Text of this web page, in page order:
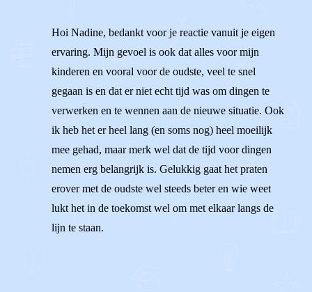
Hoi Nadine, bedankt voor je reactie vanuit je eigen
ervaring. Mijn gevoel is ook dat alles voor mijn
kinderen en vooral voor de oudste, veel te snel
gegaan is en dat er niet echt tijd was om dingen te
verwerken en te wennen aan de nieuwe situatie. Ook
ik heb het er heel lang (en soms nog) heel moeilijk
mee gehad, maar merk wel dat de tijd voor dingen
nemen erg belangrijk is. Gelukkig gaat het praten
erover met de oudste wel steeds beter en wie weet
lukt het in de toekomst wel om met elkaar langs de
lijn te staan.